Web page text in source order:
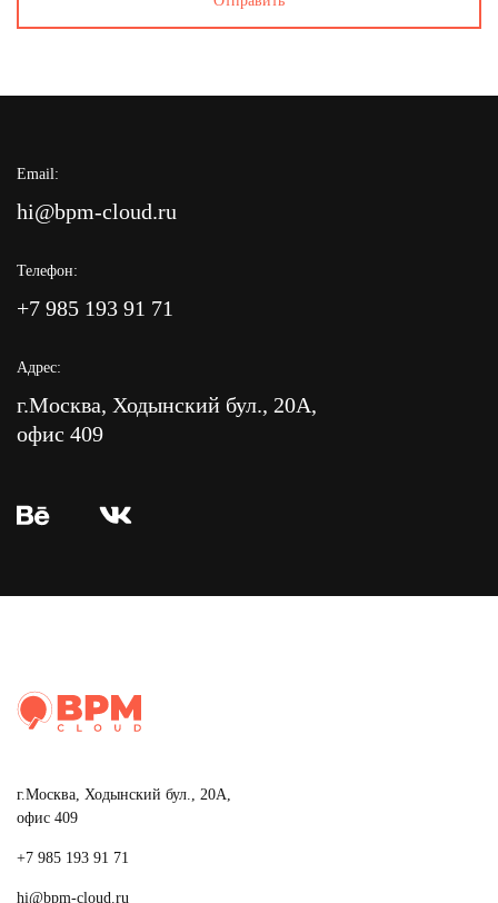
Email:
hi@bpm-cloud.ru
Телефон:
+7 985 193 91 71
Адрес:
г.Москва, Ходынский бул., 20А,
офис 409
г.Москва, Ходынский бул., 20А,
офис 409
+7 985 193 91 71
hi@bpm-cloud.ru